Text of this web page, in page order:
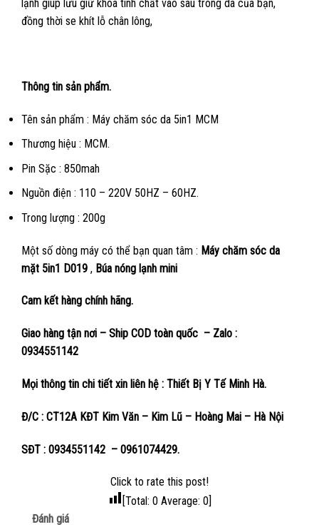
lạnh giúp lưu giữ khóa tinh chất vào sâu trong da của bạn,
đồng thời se khít lỗ chân lông,
Thông tin sản phẩm.
Tên sản phẩm : Máy chăm sóc da 5in1 MCM
Thương hiệu : MCM.
Pin Sặc : 850mah
Nguồn điện : 110 – 220V 50HZ – 60HZ.
Trong lượng : 200g
Một số dòng máy có thể bạn quan tâm : Máy chăm sóc da
mặt 5in1 D019 , Búa nóng lạnh mini
Cam kết hàng chính hãng.
Giao hàng tận nơi – Ship COD toàn quốc – Zalo :
0934551142
Mọi thông tin chi tiết xin liên hệ : Thiết Bị Y Tế Minh Hà.
Đ/C : CT12A KĐT Kim Văn – Kim Lũ – Hoàng Mai – Hà Nội
SĐT : 0934551142 – 0961074429.
Click to rate this post!
[Total: 0 Average: 0
Đánh giá